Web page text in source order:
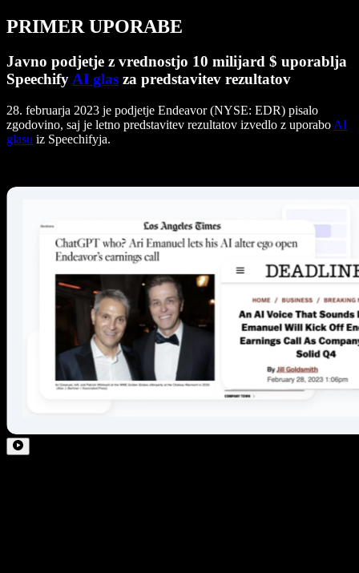
PRIMER UPORABE
Javno podjetje z vrednostjo 10 milijard $ uporablja
SpeechifyAI glas za predstavitev rezultatov
28. februarja 2023 je podjetje Endeavor (NYSE: EDR) pisalo
zgodovino, saj je letno predstavitev rezultatov izvedlo z uporabo AI
glasu iz Speechifyja.